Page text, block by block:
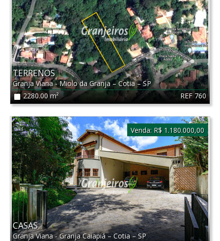
REF 760
TERRENOS
Granja Viana - Miolo da Granja–Cotia–SP
2280.00 m²
CASAS
Granja Viana - Granja Caiapiá–Cotia–SP
Venda: R$ 1.180.000,00